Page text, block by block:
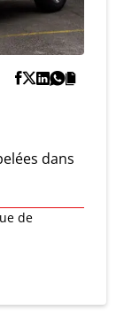
dans
de